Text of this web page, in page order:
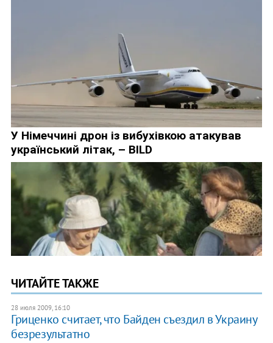
ЧИТАЙТЕ ТАКЖЕ
28 июля 2009, 16:10
Гриценко считает, что Байден съездил в Украину
безрезультатно